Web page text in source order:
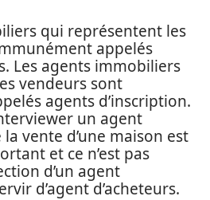
qui représentent les
appelés
Les agents immobiliers
vendeurs sont
agents d’inscription.
un agent
vente d’une maison est
et ce n’est pas
d’un agent
d’agent d’acheteurs.